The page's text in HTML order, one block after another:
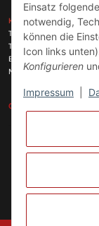
KONTAKT
Telefon:+49 (0)6074 816
Telefax:
+49 (0)6074 215
E-Mail:
Max Planck Str. 6 c,
GESETZLICHE
Einsatz
notwendig,
können die
Icon links
Konfigurieren
Impressum